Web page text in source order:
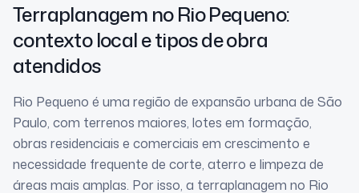
Terraplanagem no Rio Pequeno:
contexto local e tipos de obra
atendidos
Rio Pequeno é uma região de expansão urbana de São
Paulo, com terrenos maiores, lotes em formação,
obras residenciais e comerciais em crescimento e
necessidade frequente de corte, aterro e limpeza de
áreas mais amplas. Por isso, a terraplanagem no Rio